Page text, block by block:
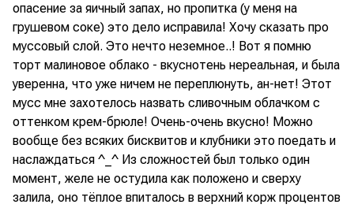
опасение за яичный запах, но пропитка (у меня на
грушевом соке) это дело исправила! Хочу сказать про
муссовый слой. Это нечто неземное..! Вот я помню
торт малиновое облако - вкуснотень нереальная, и была
уверенна, что уже ничем не переплюнуть, ан-нет! Этот
мусс мне захотелось назвать сливочным облачком с
оттенком крем-брюле! Очень-очень вкусно! Можно
вообще без всяких бисквитов и клубники это поедать и
наслаждаться ^_^ Из сложностей был только один
момент, желе не остудила как положено и сверху
залила, оно тёплое впиталось в верхний корж процентов